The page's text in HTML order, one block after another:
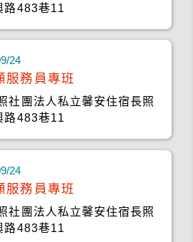
興路483巷11
24
服務員專班
社團法人私立馨安住宿長照
興路483巷11
24
服務員專班
社團法人私立馨安住宿長照
興路483巷11